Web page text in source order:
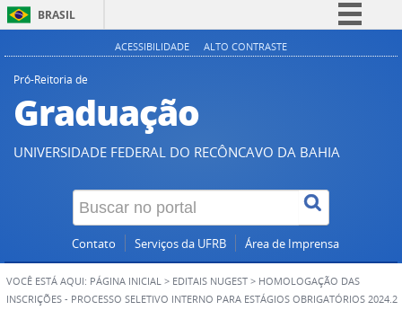
BRASIL
Simplifique!
Legislação
Canais
ACESSIBILIDADE ALTO CONTRASTE
Pró-Reitoria de
Graduação
UNIVERSIDADE FEDERAL DO RECÔNCAVO DA BAHIA
Contato Serviços da UFRB Área de Imprensa
VOCÊ ESTÁ AQUI: PÁGINA INICIAL > EDITAIS NUGEST > HOMOLOGAÇÃO DAS
INSCRIÇÕES - PROCESSO SELETIVO INTERNO PARA ESTÁGIOS OBRIGATÓRIOS 2024.2